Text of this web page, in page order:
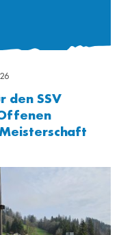
den SSV